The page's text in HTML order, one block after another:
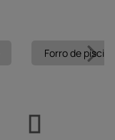
Forro de